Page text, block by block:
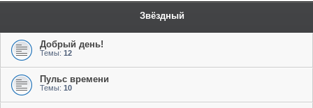
и
Звёздный
Добрый день!
Темы: 12
Пульс времени
Темы: 10